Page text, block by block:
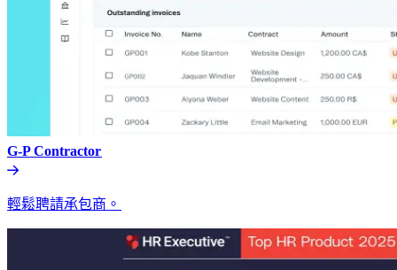
G-P Contractor​​
輕鬆聘請承包商。​​